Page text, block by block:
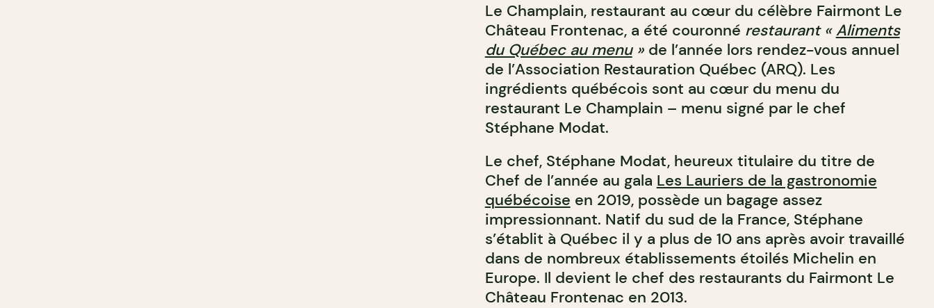
Le Champlain, restaurant au cœur du célèbre Fairmont Le
Château Frontenac, a été couronné restaurant «Aliments
du Québec au menu» de l’année lors rendez-vous annuel
de l’Association Restauration Québec (ARQ). Les
ingrédients québécois sont au cœur du menu du
restaurant Le Champlain – menu signé par le chef
Stéphane Modat.
Le chef, Stéphane Modat, heureux titulaire du titre de
Chef de l’année au gala Les Lauriers de la gastronomie
québécoise en 2019, possède un bagage assez
impressionnant. Natif du sud de la France, Stéphane
s’établit à Québec il y a plus de 10 ans après avoir travaillé
dans de nombreux établissements étoilés Michelin en
Europe. Il devient le chef des restaurants du Fairmont Le
Château Frontenac en 2013.